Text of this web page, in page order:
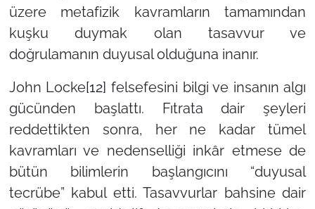
üzere metafizik kavramların tamamından
kuşku duymak olan tasavvur ve
doğrulamanın duyusal olduğuna inanır.
John Locke[12] felsefesini bilgi ve insanın algı
gücünden başlattı. Fıtrata dair şeyleri
reddettikten sonra, her ne kadar tümel
kavramları ve nedenselliği inkâr etmese de
bütün bilimlerin başlangıcını “duyusal
tecrübe” kabul etti. Tasavvurlar bahsine dair